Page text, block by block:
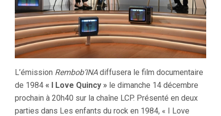
L’émission Rembob’INAdiffusera le film documentaire
de 1984 « I Love Quincy » le dimanche 14 décembre
prochain à 20h40 sur la chaîne LCP. Présenté en deux
parties dans Les enfants du rock en 1984, « I Love